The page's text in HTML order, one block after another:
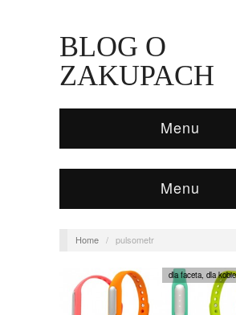
BLOG O
ZAKUPACH
Menu
Menu
Home / pulsometr
dla faceta ,dla